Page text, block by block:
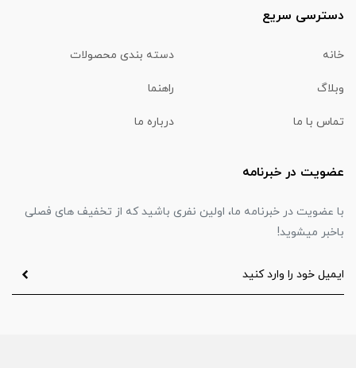
دسترسی سریع
خانه دسته بندی محصولات
وبلاگ راهنما
تماس با ما درباره ما
عضویت در خبرنامه
با عضویت در خبرنامه ما، اولین نفری باشید که از تخفیف های فصلی
باخبر میشوید!